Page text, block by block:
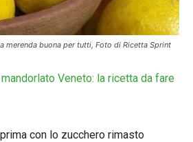
merenda buona per tutti, Foto di Ricetta Sprint
Veneto: la ricetta da fare
con lo zucchero rimasto